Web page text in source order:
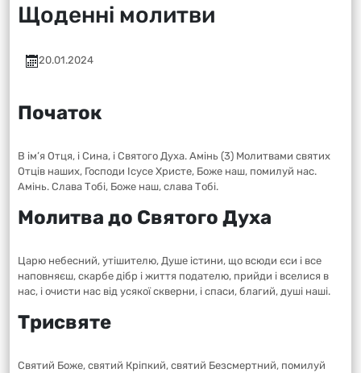
Щоденні молитви
20.01.2024
Початок
В ім’я Отця, і Сина, і Святого Духа. Амінь (3) Молитвами святих
Отців наших, Господи Ісусе Христе, Боже наш, помилуй нас.
Амінь. Слава Тобі, Боже наш, слава Тобі.
Молитва до Святого Духа
Царю небесний, утішителю, Душе істини, що всюди єси і все
наповняєш, скарбе дібр і життя подателю, прийди і вселися в
нас, і очисти нас від усякої скверни, і спаси, благий, душі наші.
Трисвяте
Святий Боже, святий Кріпкий, святий Безсмертний, помилуй